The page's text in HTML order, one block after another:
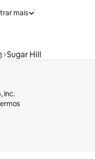
mais
Sugar Hill
Inc.